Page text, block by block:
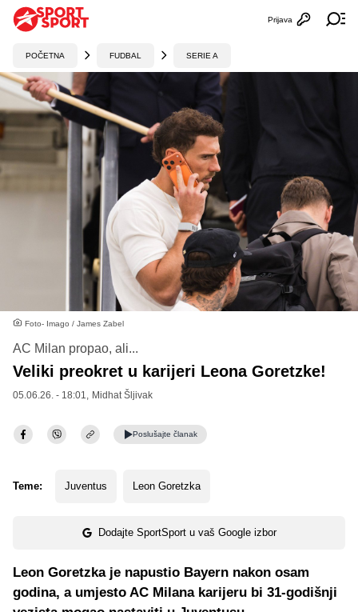
Otvori
Prijava
POČETNA FUDBAL SERIE A
Foto- Imago / James Zabel
AC Milan propao, ali...
Veliki preokret u karijeri Leona Goretzke!
05.06.26. - 18:01, Midhat Šljivak
Poslušajte članak
Teme: Juventus Leon Goretzka
Dodajte SportSport u vaš Google izbor
Leon Goretzka je napustio Bayern nakon osam
godina, a umjesto AC Milana karijeru bi 31-godišnji